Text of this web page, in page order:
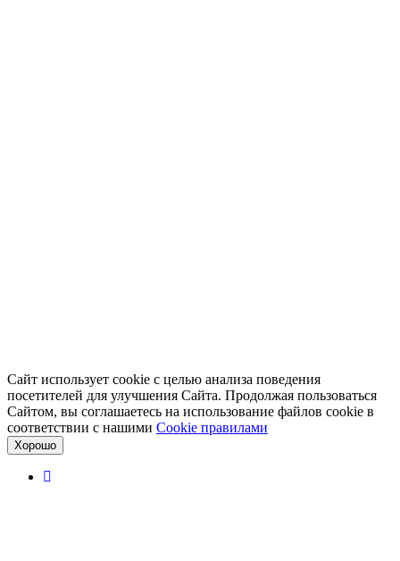
Сайт использует cookie с целью анализа поведения
посетителей для улучшения Сайта. Продолжая пользоваться
Сайтом, вы соглашаетесь на использование файлов cookie в
соответствии с нашими Cookiе правилами
Хорошо